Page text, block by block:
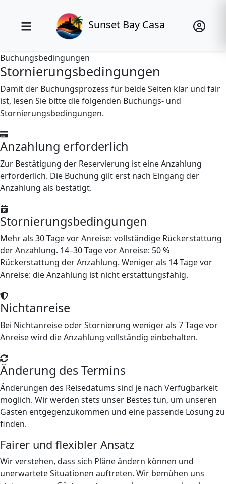
Sunset Bay Casa
Buchungsbedingungen
Stornierungsbedingungen
Damit der Buchungsprozess für beide Seiten klar und fair
ist, lesen Sie bitte die folgenden Buchungs- und
Stornierungsbedingungen.
Anzahlung erforderlich
Zur Bestätigung der Reservierung ist eine Anzahlung
erforderlich. Die Buchung gilt erst nach Eingang der
Anzahlung als bestätigt.
Stornierungsbedingungen
Mehr als 30 Tage vor Anreise: vollständige Rückerstattung
der Anzahlung. 14–30 Tage vor Anreise: 50 %
Rückerstattung der Anzahlung. Weniger als 14 Tage vor
Anreise: die Anzahlung ist nicht erstattungsfähig.
Nichtanreise
Bei Nichtanreise oder Stornierung weniger als 7 Tage vor
Anreise wird die Anzahlung vollständig einbehalten.
Änderung des Termins
Änderungen des Reisedatums sind je nach Verfügbarkeit
möglich. Wir werden stets unser Bestes tun, um unseren
Gästen entgegenzukommen und eine passende Lösung zu
finden.
Fairer und flexibler Ansatz
Wir verstehen, dass sich Pläne ändern können und
unerwartete Situationen auftreten. Wir bemühen uns